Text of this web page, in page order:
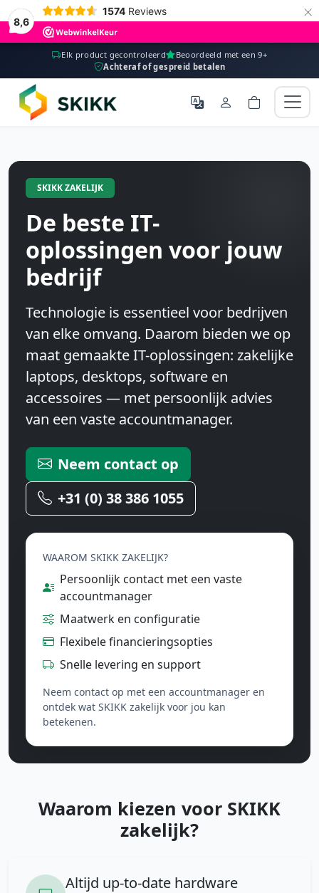
8,6
1574 Reviews ×
Elk product gecontroleerd
Beoordeeld met een 9+
Achteraf of gespreid betalen
SKIKK ZAKELIJK
De beste IT-
oplossingen voor jouw
bedrijf
Technologie is essentieel voor bedrijven
van elke omvang. Daarom bieden we op
maat gemaakte IT-oplossingen: zakelijke
laptops, desktops, software en
accessoires — met persoonlijk advies
van een vaste accountmanager.
Neem contact op
+31 (0) 38 386 1055
WAAROM SKIKK ZAKELIJK?
Persoonlijk contact met een vaste
accountmanager
Maatwerk en configuratie
Flexibele financieringsopties
Snelle levering en support
Neem contact op met een accountmanager en
ontdek wat SKIKK zakelijk voor jou kan
betekenen.
Waarom kiezen voor SKIKK
zakelijk?
Altijd up-to-date hardware